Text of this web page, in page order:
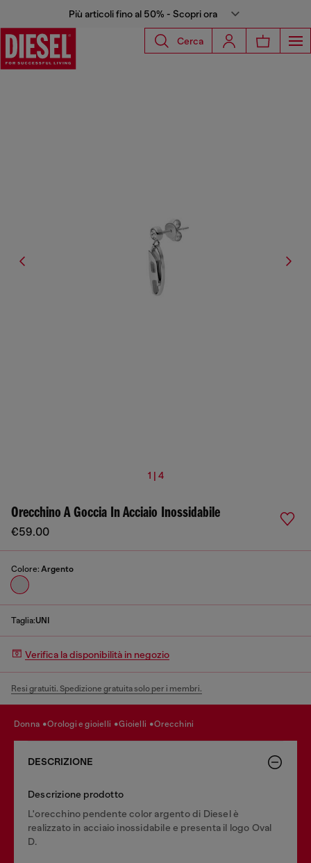
Più articoli fino al 50% - Scopri ora
Cerca
1 | 4
Orecchino A Goccia In Acciaio Inossidabile
€59.00
Colore: Argento
Taglia:UNI
Verifica la disponibilità in negozio
Resi gratuiti. Spedizione gratuita solo per i membri.
donna orologi e gioielli gioielli orecchini
DESCRIZIONE
Descrizione prodotto
L'orecchino pendente color argento di Diesel è
realizzato in acciaio inossidabile e presenta il logo Oval
D.